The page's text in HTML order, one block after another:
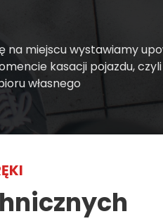
na miejscu wystawiamy
kasacji pojazdu,
własnego